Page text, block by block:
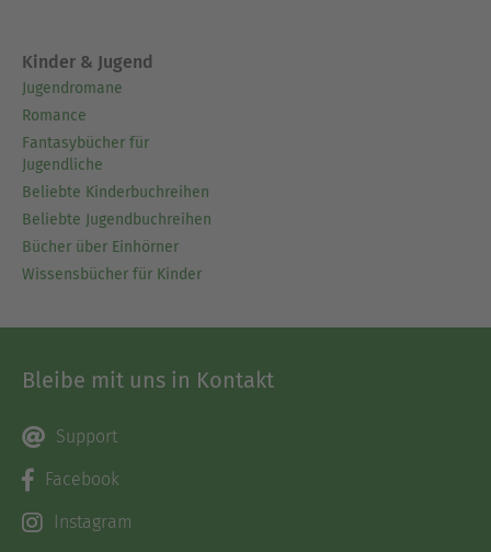
Kinder & Jugend
Jugendromane
Romance
Fantasybücher für
Jugendliche
Beliebte Kinderbuchreihen
Beliebte Jugendbuchreihen
Bücher über Einhörner
Wissensbücher für Kinder
Bleibe mit uns in Kontakt
Support
Facebook
Instagram